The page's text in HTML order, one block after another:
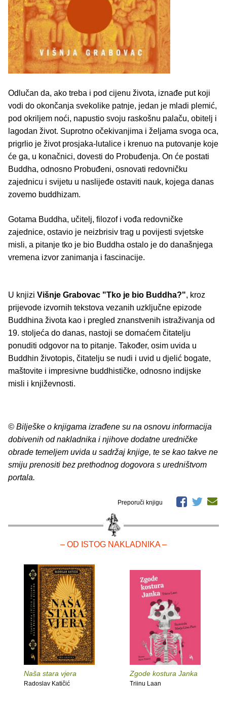
Odlučan da, ako treba i pod cijenu života, iznađe put koji
vodi do okončanja svekolike patnje, jedan je mladi plemić,
pod okriljem noći, napustio svoju raskošnu palaču, obitelj i
lagodan život. Suprotno očekivanjima i željama svoga oca,
prigrlio je život prosjaka-lutalice i krenuo na putovanje koje
će ga, u konačnici, dovesti do Probuđenja. On će postati
Buddha, odnosno Probuđeni, osnovati redovničku
zajednicu i svijetu u naslijeđe ostaviti nauk, kojega danas
zovemo buddhizam.
Gotama Buddha, učitelj, filozof i vođa redovničke
zajednice, ostavio je neizbrisiv trag u povijesti svjetske
misli, a pitanje tko je bio Buddha ostalo je do današnjega
vremena izvor zanimanja i fascinacije.
U knjizi Višnje Grabovac "Tko je bio Buddha?", kroz
prijevode izvornih tekstova vezanih uzključne epizode
Buddhina života kao i pregled znanstvenih istraživanja od
19. stoljeća do danas, nastoji se domaćem čitatelju
ponuditi odgovor na to pitanje. Također, osim uvida u
Buddhin životopis, čitatelju se nudi i uvid u djelić bogate,
maštovite i impresivne buddhističke, odnosno indijske
misli i književnosti.
© Bilješke o knjigama izrađene su na osnovu informacija
dobivenih od nakladnika i njihove dodatne uredničke
obrade temeljem uvida u sadržaj knjige, te se kao takve ne
smiju prenositi bez prethodnog dogovora s uredništvom
portala.
Preporuči knjigu
– OD ISTOG NAKLADNIKA –
Naša stara vjera
Radoslav Katičić
Zgode kostura Janka
Triinu Laan